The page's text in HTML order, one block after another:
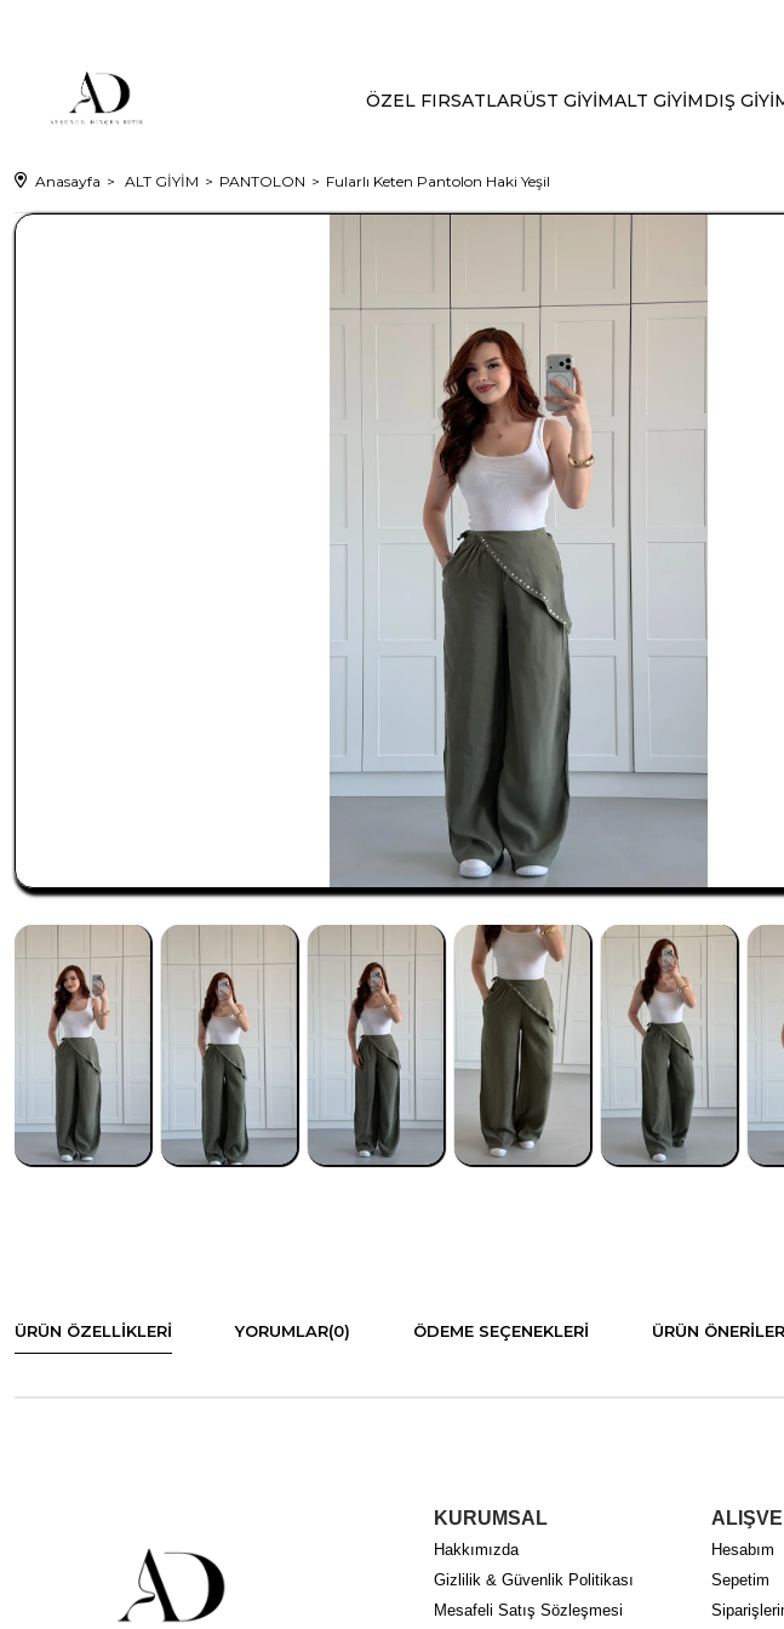
ÖZEL FIRSATLARÜST GİYİMALT GİYİMDIŞ
Anasayfa ALT GİYİM PANTOLON Fularlı Keten Pantolon Haki Yeşil
ÜRÜN ÖZELLIKLERI YORUMLAR(0) ÖDEME SEÇENEKLERI ÜRÜN
KURUMSAL
Hakkımızda
Gizlilik & Güvenlik Politikası
Mesafeli Satış Sözleşmesi
Hesabım
Sepetim